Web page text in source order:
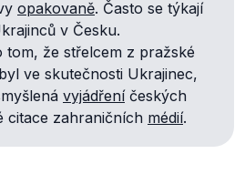
opakovaně. Často se týkají
v Česku.
tom, že střelcem z pražské
ve skutečnosti Ukrajinec,
vyjádřeníčeských
citace zahraničních médií.